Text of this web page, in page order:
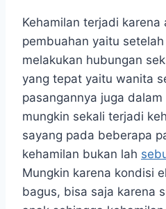
Kehamilan terjadi karena
pembuahan yaitu
melakukan hubungan
yang tepat yaitu wanita
pasangannya juga
mungkin sekali terjadi
sayang pada beberapa
kehamilan bukan lah
Mungkin karena kondisi
bagus, bisa saja karena